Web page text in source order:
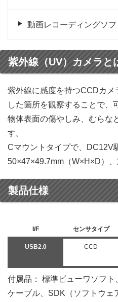
動画レコーディングソ
紫外線（UV）カメラと
紫外線に感度を持つCCDカ
した箇所を観察することで、
物体表面の傷やしみ、むらな
す。
Cマウントタイプで、DC12V
50×47×49.7mm（W×H×D）、
製品仕様
I/F センサタイプ
USB2.0 CCD
付属品： 標準ビューワソフ
ケーブル、SDK（ソフトウ